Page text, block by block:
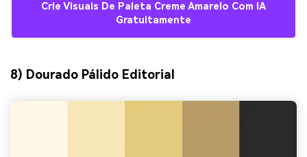
Crie Visuais De Paleta Creme Amarelo Com IA
Gratuitamente
8) Dourado Pálido Editorial